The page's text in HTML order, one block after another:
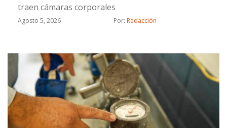
traen cámaras corporales
Agosto 5, 2026 Por: Redacción